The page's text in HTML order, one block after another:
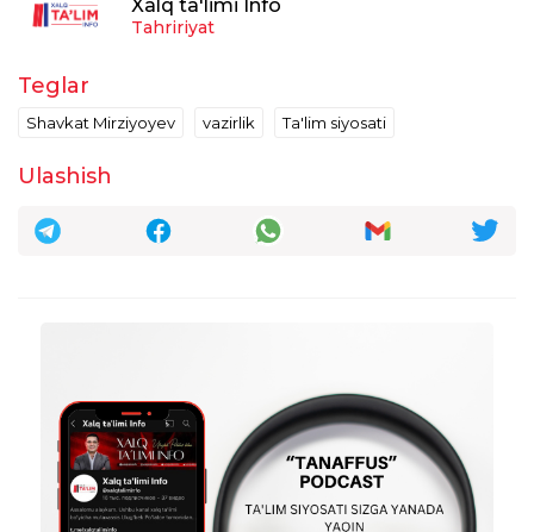
Xalq ta'limi Info
Tahririyat
Teglar
Shavkat Mirziyoyev vazirlik Ta'lim siyosati
Ulashish